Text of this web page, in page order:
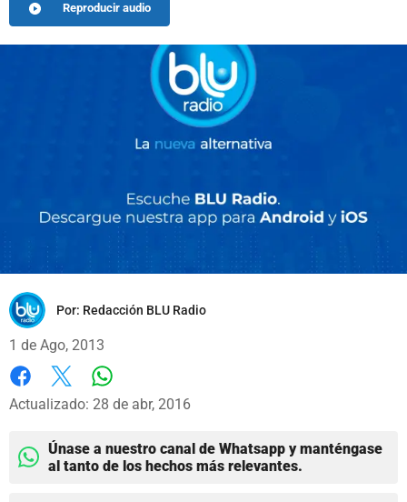
Reproducir audio
Por: Redacción BLU Radio
1 de Ago, 2013
Facebook
X
Actualizado: 28 de abr, 2016
Únase a nuestro canal de Whatsapp y manténgase
al tanto de los hechos más relevantes.